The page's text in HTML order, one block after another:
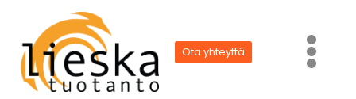
sisältöön
Ota yhteyttä